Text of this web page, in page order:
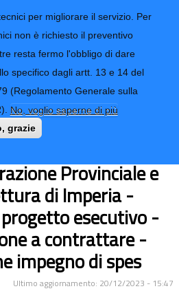
per migliorare il servizio. Per
non è richiesto il preventivo
resta fermo l'obbligo di dare
specifico dagli artt. 13 e 14 del
(Regolamento Generale sulla
No, voglio saperne di più
grazie
CONTATTI-URP
TRASPARENZA
(ordinaria,
da eseguirsi
Provinciale e
di Imperia -
esecutivo -
a contrattare -
impegno di spes
Ultimo aggiornamento: 20/12/2023 - 15:47